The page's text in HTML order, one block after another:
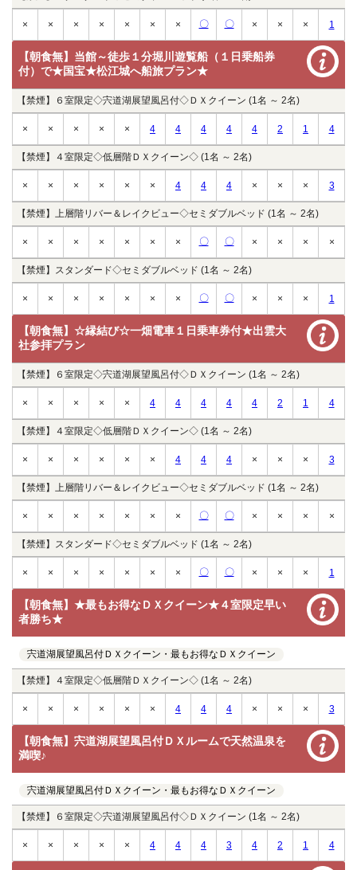
× × × × × × × 〇 〇 × × × 1
【朝食無】当館～徒歩１分堀川遊覧船（１日乗船券
付）で★国宝★松江城へ船旅プラン★
【禁煙】６室限定◇宍道湖展望風呂付◇ＤＸクイーン (1名 ～ 2名)
× × × × × 4 4 4 4 4 2 1 4
【禁煙】４室限定◇低層階ＤＸクイーン◇ (1名 ～ 2名)
× × × × × × 4 4 4 × × × 3
【禁煙】上層階リバー＆レイクビュー◇セミダブルベッド (1名 ～ 2名)
× × × × × × × 〇 〇 × × × ×
【禁煙】スタンダード◇セミダブルベッド (1名 ～ 2名)
× × × × × × × 〇 〇 × × × 1
【朝食無】☆縁結び☆一畑電車１日乗車券付★出雲大
社参拝プラン
【禁煙】６室限定◇宍道湖展望風呂付◇ＤＸクイーン (1名 ～ 2名)
× × × × × 4 4 4 4 4 2 1 4
【禁煙】４室限定◇低層階ＤＸクイーン◇ (1名 ～ 2名)
× × × × × × 4 4 4 × × × 3
【禁煙】上層階リバー＆レイクビュー◇セミダブルベッド (1名 ～ 2名)
× × × × × × × 〇 〇 × × × ×
【禁煙】スタンダード◇セミダブルベッド (1名 ～ 2名)
× × × × × × × 〇 〇 × × × 1
【朝食無】★最もお得なＤＸクイーン★４室限定早い
者勝ち★
宍道湖展望風呂付ＤＸクイーン・最もお得なＤＸクイーン
【禁煙】４室限定◇低層階ＤＸクイーン◇ (1名 ～ 2名)
× × × × × × 4 4 4 × × × 3
【朝食無】宍道湖展望風呂付ＤＸルームで天然温泉を
満喫♪
宍道湖展望風呂付ＤＸクイーン・最もお得なＤＸクイーン
【禁煙】６室限定◇宍道湖展望風呂付◇ＤＸクイーン (1名 ～ 2名)
× × × × × 4 4 4 3 4 2 1 4